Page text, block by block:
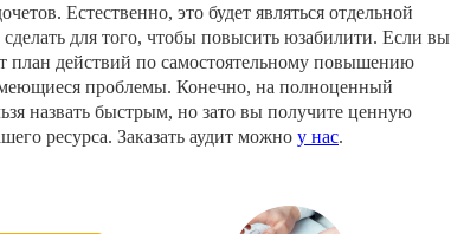
Естественно, это будет являться отдельной
для того, чтобы повысить юзабилити. Если вы
план действий по самостоятельному повышению
проблемы. Конечно, на полноценный
назвать быстрым, но зато вы получите ценную
ресурса. Заказать аудит можно у нас.